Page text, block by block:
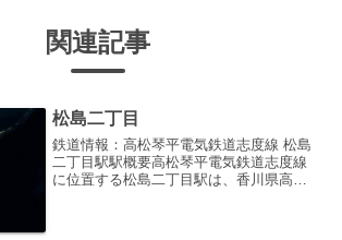
関連記事
松島二丁目
鉄道情報：高松琴平電気鉄道志度線 松島
二丁目駅駅概要高松琴平電気鉄道志度線
に位置する松島二丁目駅は、香川県高松